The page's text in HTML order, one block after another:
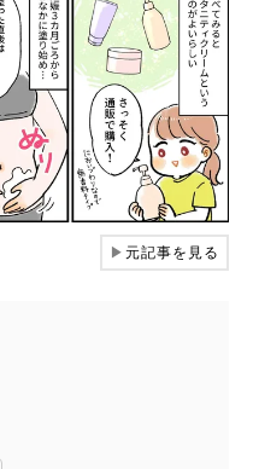
▶元記事を見る